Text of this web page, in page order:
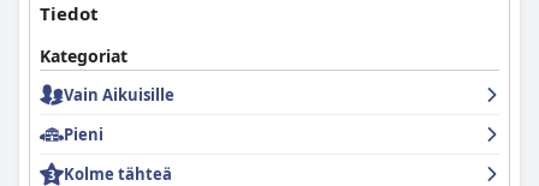
Tiedot
Kategoriat
Vain Aikuisille
Pieni
Kolme tähteä